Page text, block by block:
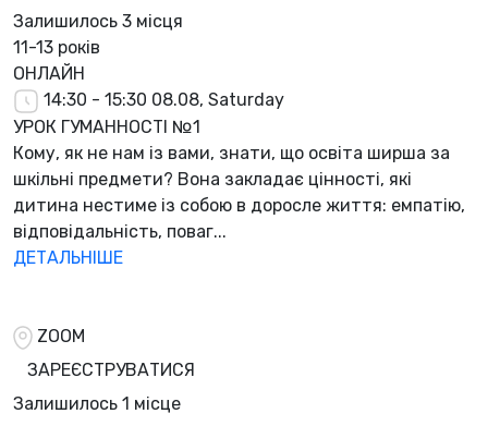
Залишилось 3 місця
11-13 років
ОНЛАЙН
14:30 - 15:30 08.08, Saturday
УРОК ГУМАННОСТІ №1
Кому, як не нам із вами, знати, що освіта ширша за
шкільні предмети? Вона закладає цінності, які
дитина нестиме із собою в доросле життя: емпатію,
відповідальність, поваг...
ДЕТАЛЬНІШЕ
ZOOM
ЗАРЕЄСТРУВАТИСЯ
Залишилось 1 місцe